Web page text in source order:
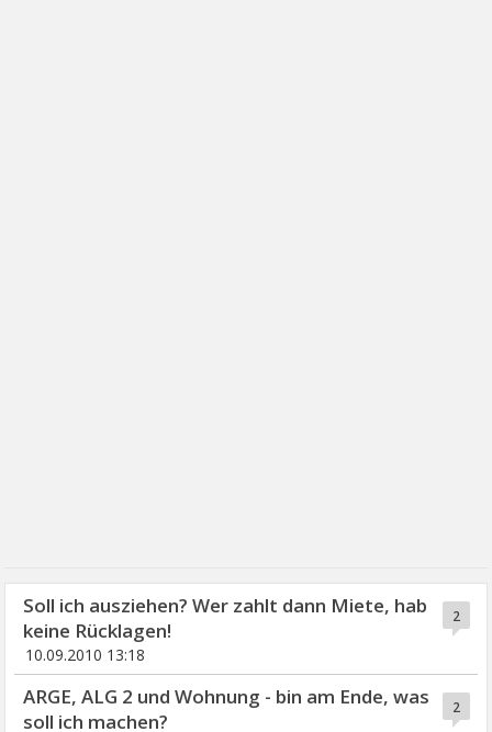
2
Soll ich ausziehen? Wer zahlt dann Miete, hab
keine Rücklagen!
10.09.2010 13:18
2
ARGE, ALG 2 und Wohnung - bin am Ende, was
soll ich machen?